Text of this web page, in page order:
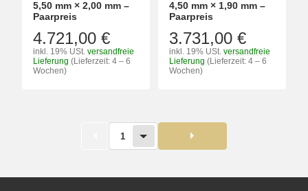
5,50 mm × 2,00 mm –
Paarpreis
4.721,00 €
inkl. 19% USt. versandfreie
Lieferung (Lieferzeit: 4 – 6
Wochen)
4,50 mm × 1,90 mm –
Paarpreis
3.731,00 €
inkl. 19% USt. versandfreie
Lieferung (Lieferzeit: 4 – 6
Wochen)
1